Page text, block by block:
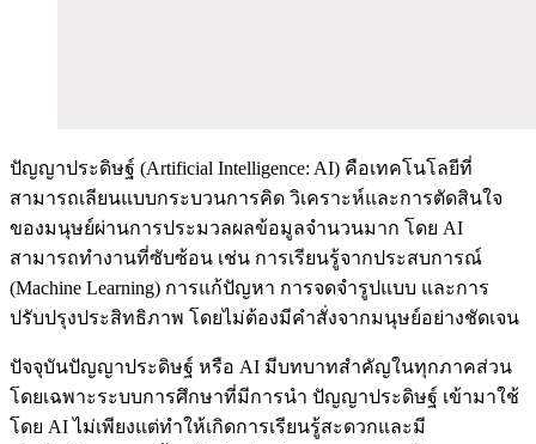
ปัญญาประดิษฐ์ (Artificial Intelligence: AI) คือเทคโนโลยีที่
สามารถเลียนแบบกระบวนการคิด วิเคราะห์และการตัดสินใจ
ของมนุษย์ผ่านการประมวลผลข้อมูลจำนวนมาก โดย AI
สามารถทำงานที่ซับซ้อน เช่น การเรียนรู้จากประสบการณ์
(Machine Learning) การแก้ปัญหา การจดจำรูปแบบ และการ
ปรับปรุงประสิทธิภาพ โดยไม่ต้องมีคำสั่งจากมนุษย์อย่างชัดเจน
ปัจจุบันปัญญาประดิษฐ์ หรือ AI มีบทบาทสำคัญในทุกภาคส่วน
โดยเฉพาะระบบการศึกษาที่มีการนำ ปัญญาประดิษฐ์ เข้ามาใช้
โดย AI ไม่เพียงแต่ทำให้เกิดการเรียนรู้สะดวกและมี